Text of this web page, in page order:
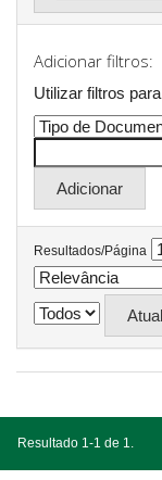
Adicionar filtros:
Utilizar filtros
Resultados/Página
Resultado 1-1 de 1.